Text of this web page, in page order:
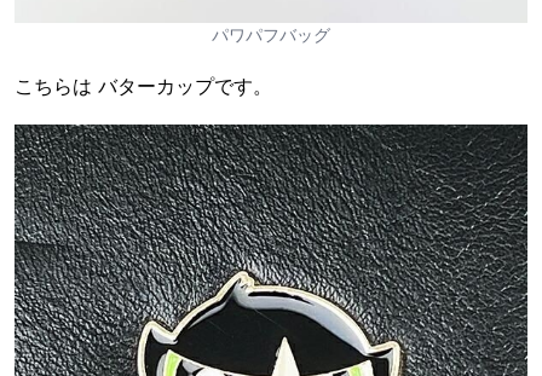
パワパフバッグ
こちらは バターカップです。